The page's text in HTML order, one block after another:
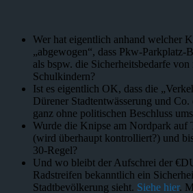
Wer hat eigentlich anhand welcher
„abgewogen“, dass Pkw-Parkplatz-
als bspw. die Sicherheitsbedarfe von
Schulkindern?
Ist es eigentlich OK, dass die
Dürener Stadtentwässerung und
ganz ohne politischen Beschluss
Wurde die Knipse am Nordpark auf
(wird überhaupt kontrolliert?) und
30-Regel?
Und wo bleibt der Aufschrei der
Radstreifen bekanntlich ein
Stadtbevölkerung sieht. Siehe hier.